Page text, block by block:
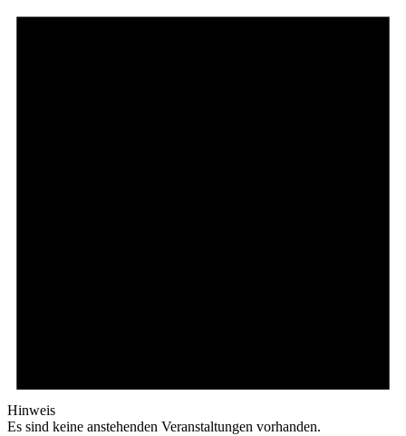
Hinweis
Es sind keine anstehenden Veranstaltungen vorhanden.